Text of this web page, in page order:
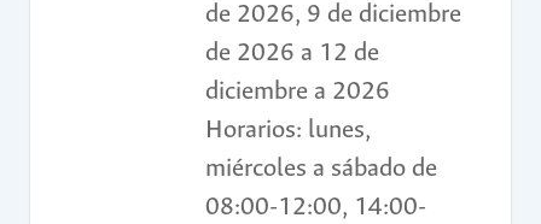
de 2026, 9 de diciembre
de 2026 a 12 de
diciembre a 2026
Horarios: lunes,
miércoles a sábado de
08:00-12:00, 14:00-